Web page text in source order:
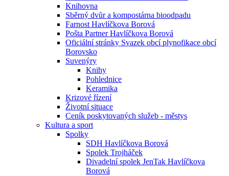
Knihovna
Sběrný dvůr a kompostárna bioodpadu
Farnost Havlíčkova Borová
Pošta Partner Havlíčkova Borová
Oficiální stránky Svazek obcí plynofikace obcí
Borovsko
Suvenýry
Knihy
Pohlednice
Keramika
Krizové řízení
Životní situace
Ceník poskytovaných služeb - městys
Kultura a sport
Spolky
SDH Havlíčkova Borová
Spolek Trojháček
Divadelní spolek JenTak Havlíčkova
Borová